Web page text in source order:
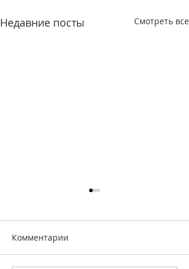
Недавние посты Смотреть все
Комментарии